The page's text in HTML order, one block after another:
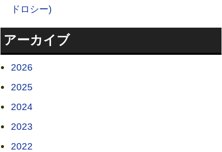
ドロシー)
アーカイブ
2026
2025
2024
2023
2022